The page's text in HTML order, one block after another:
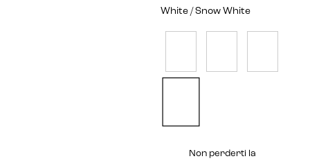
White / Snow White
Non perderti la